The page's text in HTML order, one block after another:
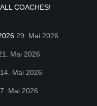
COACHES!
29. Mai 2026
Mai 2026
14. Mai 2026
7. Mai 2026